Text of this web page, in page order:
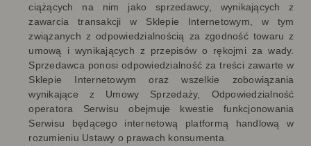
ciążących na nim jako sprzedawcy, wynikających z
zawarcia transakcji w Sklepie Internetowym, w tym
związanych z odpowiedzialnością za zgodność towaru z
umową i wynikających z przepisów o rękojmi za wady.
Sprzedawca ponosi odpowiedzialność za treści zawarte w
Sklepie Internetowym oraz wszelkie zobowiązania
wynikające z Umowy Sprzedaży, Odpowiedzialność
operatora Serwisu obejmuje kwestie funkcjonowania
Serwisu będącego internetową platformą handlową w
rozumieniu Ustawy o prawach konsumenta.